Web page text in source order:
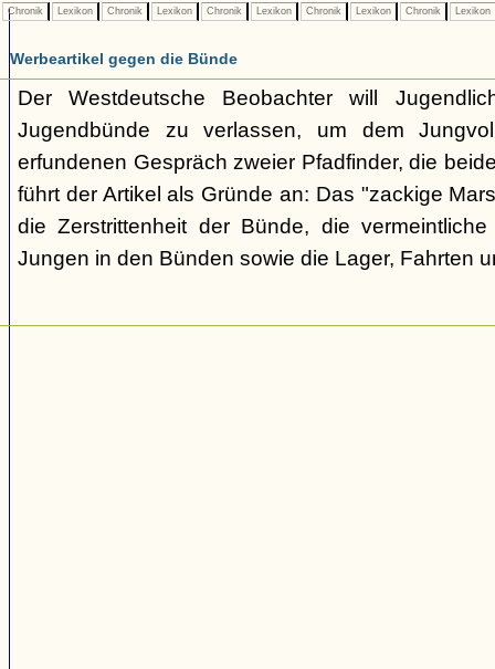
Chronik Lexikon Chronik Lexikon Chronik Lexikon Chronik Lexikon Chronik Lexikon
Werbeartikel gegen die Bünde
Der Westdeutsche Beobachter will
Jugendbünde zu verlassen, um dem
erfundenen Gespräch zweier Pfadfinder, die
führt der Artikel als Gründe an: Das "zackige
die Zerstrittenheit der Bünde, die
Jungen in den Bünden sowie die Lager, Fahrten